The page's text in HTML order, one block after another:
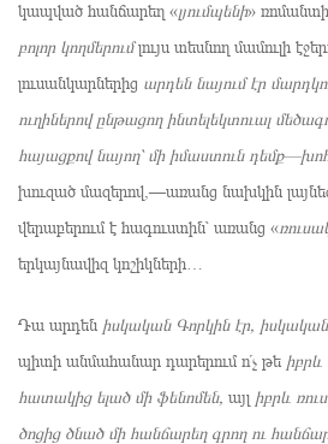
կապված հանճարեղ «լյումպենի»
բոլոր կողմերումլույս տեսնող մամուլի
լուսանկարներից արդեն նայում էր
ուղիներով ընթացող ինտելեկտուալ
հայացքով նայող՝ մի իմաստուն
խուզած մազերով,—առանց նախկին
վերաբերում է հագուստին՝ առանց «
երկայնավիզ կոշիկների…
Դա արդեն իսկական Գորկին էր, իսկական
պիտի անմահանար դարերում ո՛չ թե իբրև
հատակից ելած մի ֆենոմեն, այլ իբրև
ծոցից ծնած մի հանճարեղ գրող ու